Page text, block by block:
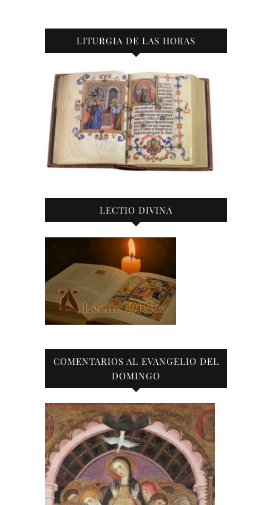
LITURGIA DE LAS HORAS
LECTIO DIVINA
COMENTARIOS AL EVANGELIO DEL
DOMINGO